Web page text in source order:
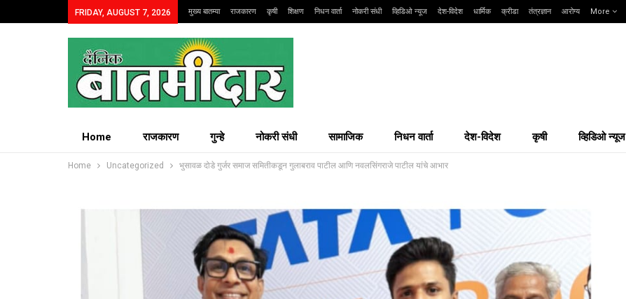
FRIDAY, AUGUST 7, 2026 मुख्य बातम्या राजकारण कृषी शिक्षण निधन वार्ता नोकरी संधी व्हिडिओ न्यूज देश-विदेश धार्मिक क्रीडा तंत्रज्ञान आरोग्य More
Home राजकारण गुन्हे नोकरी संधी सामाजिक निधन वार्ता देश-विदेश कृषी व्हिडिओ न्यूज
Home Uncategorized भुसावळ दोडे गुर्जर समाज समितीकडून गुलाबराव पाटील आणि नवलसिंगराजे पाटील यांचे आभार